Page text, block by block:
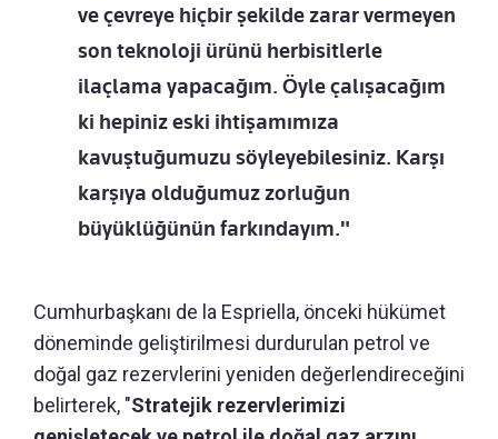
ve çevreye hiçbir şekilde zarar vermeyen
son teknoloji ürünü herbisitlerle
ilaçlama yapacağım. Öyle çalışacağım
ki hepiniz eski ihtişamımıza
kavuştuğumuzu söyleyebilesiniz. Karşı
karşıya olduğumuz zorluğun
büyüklüğünün farkındayım."
Cumhurbaşkanı de la Espriella, önceki hükümet
döneminde geliştirilmesi durdurulan petrol ve
doğal gaz rezervlerini yeniden değerlendireceğini
belirterek, "Stratejik rezervlerimizi